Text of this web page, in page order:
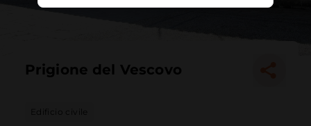
Prigione del Vescovo
Edificio civile